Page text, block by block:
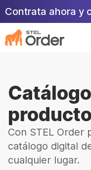
Skip
content
Contrata ahora y
Con STEL Order
catálogo digital
cualquier lugar.